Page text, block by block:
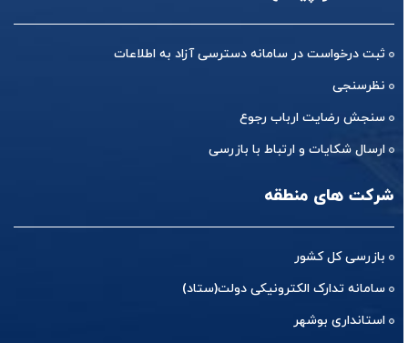
ثبت درخواست در سامانه دسترسی آزاد به اطلاعات
نظرسنجی
سنجش رضایت ارباب رجوع
ارسال شکایات و ارتباط با بازرسی
شرکت های منطقه
بازرسی کل کشور
سامانه تدارک الکترونیکی دولت(ستاد)
استانداری بوشهر